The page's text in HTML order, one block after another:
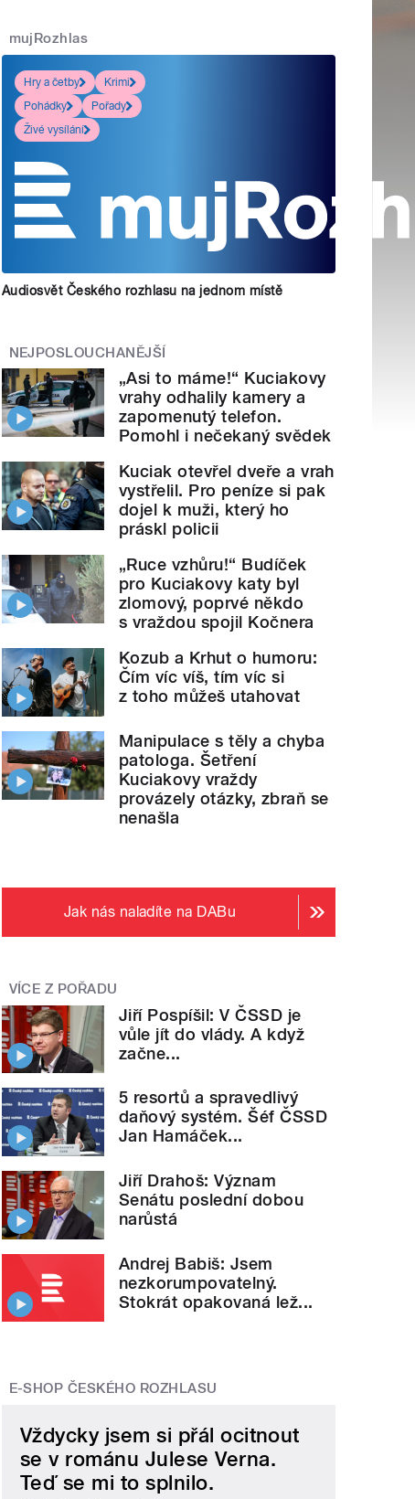
redaktorů časopisu Charlie Hebdo, o
mujRozhlas
Hry a četby
Krimi
Pohádky
Pořady
Živé vysílání
Audiosvět Českého rozhlasu na jednom místě
NEJPOSLOUCHANĚJŠÍ
„Asi to máme!“ Kuciakovy
vrahy odhalily kamery a
zapomenutý telefon.
Pomohl i nečekaný svědek
Kuciak otevřel dveře a vrah
vystřelil. Pro peníze si pak
dojel k muži, který ho
práskl policii
„Ruce vzhůru!“ Budíček
pro Kuciakovy katy byl
zlomový, poprvé někdo
s vraždou spojil Kočnera
Kozub a Krhut o humoru:
Čím víc víš, tím víc si
z toho můžeš utahovat
Manipulace s těly a chyba
patologa. Šetření
Kuciakovy vraždy
provázely otázky, zbraň se
nenašla
Jak nás naladíte na DABu
VÍCE Z POŘADU
Jiří Pospíšil: V ČSSD je
vůle jít do vlády. A když
začne...
5 resortů a spravedlivý
daňový systém. Šéf ČSSD
Jan Hamáček...
Jiří Drahoš: Význam
Senátu poslední dobou
narůstá
Andrej Babiš: Jsem
nezkorumpovatelný.
Stokrát opakovaná lež...
E-SHOP ČESKÉHO ROZHLASU
Vždycky jsem si přál ocitnout
se v románu Julese Verna.
Teď se mi to splnilo.